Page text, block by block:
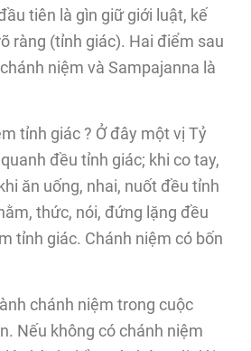
tiên là gìn giữ giới luật, kế
ràng (tỉnh giác). Hai điểm sau
niệm và Sampajanna là
tỉnh giác ? Ở đây một vị Tỷ
đều tỉnh giác; khi co tay,
ăn uống, nhai, nuốt đều tỉnh
thức, nói, đứng lặng đều
tỉnh giác. Chánh niệm có bốn
chánh niệm trong cuộc
Nếu không có chánh niệm